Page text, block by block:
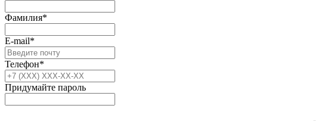
Фамилия*
E-mail*
Телефон*
Придумайте пароль